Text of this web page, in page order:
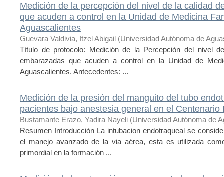
Medición de la percepción del nivel de la calidad
que acuden a control en la Unidad de Medicina
Aguascalientes
Guevara Valdivia, Itzel Abigail (Universidad Autónoma de
Título de protocolo: Medición de la Percepción del nivel
embarazadas que acuden a control en la Unidad de
Aguascalientes. Antecedentes: ...
Medición de la presión del manguito del tubo
pacientes bajo anestesia general en el
Bustamante Erazo, Yadira Nayeli (Universidad Autónoma de
Resumen Introducción La intubacion endotraqueal se
el manejo avanzado de la via aérea, esta es utilizada
primordial en la formación ...